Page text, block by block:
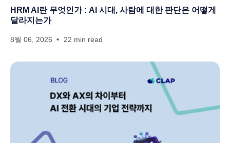
HRM AI란 무엇인가 : AI 시대, 사람에 대한 판단은 어떻게
달라지는가
8월 06, 2026 22 min read